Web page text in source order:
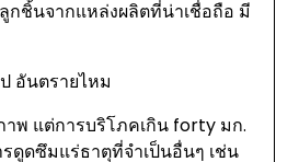
กชิ้นจากแหล่งผลิตที่น่าเชื่อถือ มี
อันตรายไหม
พ แต่การบริโภคเกิน forty มก.
ดูดซึมแร่ธาตุที่จำเป็นอื่นๆ เช่น